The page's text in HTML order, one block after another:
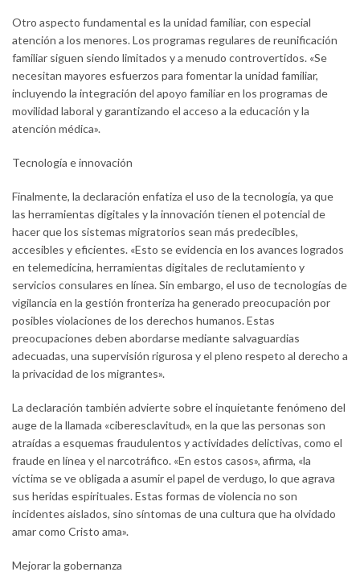
Otro aspecto fundamental es la unidad familiar, con especial
atención a los menores. Los programas regulares de reunificación
familiar siguen siendo limitados y a menudo controvertidos. «Se
necesitan mayores esfuerzos para fomentar la unidad familiar,
incluyendo la integración del apoyo familiar en los programas de
movilidad laboral y garantizando el acceso a la educación y la
atención médica».
Tecnología e innovación
Finalmente, la declaración enfatiza el uso de la tecnología, ya que
las herramientas digitales y la innovación tienen el potencial de
hacer que los sistemas migratorios sean más predecibles,
accesibles y eficientes. «Esto se evidencia en los avances logrados
en telemedicina, herramientas digitales de reclutamiento y
servicios consulares en línea. Sin embargo, el uso de tecnologías de
vigilancia en la gestión fronteriza ha generado preocupación por
posibles violaciones de los derechos humanos. Estas
preocupaciones deben abordarse mediante salvaguardias
adecuadas, una supervisión rigurosa y el pleno respeto al derecho a
la privacidad de los migrantes».
La declaración también advierte sobre el inquietante fenómeno del
auge de la llamada «ciberesclavitud», en la que las personas son
atraídas a esquemas fraudulentos y actividades delictivas, como el
fraude en línea y el narcotráfico. «En estos casos», afirma, «la
víctima se ve obligada a asumir el papel de verdugo, lo que agrava
sus heridas espirituales. Estas formas de violencia no son
incidentes aislados, sino síntomas de una cultura que ha olvidado
amar como Cristo ama».
Mejorar la gobernanza